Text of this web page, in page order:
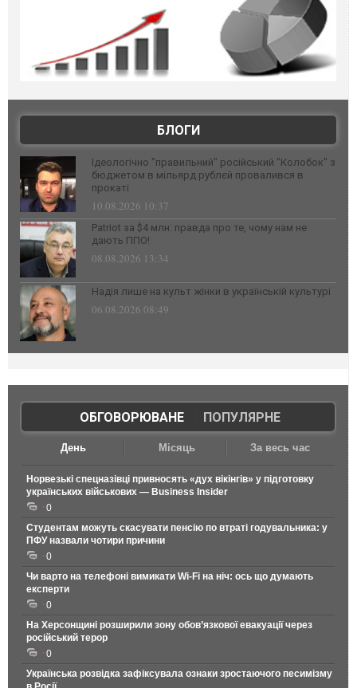
БЛОГИ
Ідеологічно "правильний" російський "Колобок" з
бюджетом в мільярд рублєй провалився в
прокаті
10.08.2026 10:37
Patriot за $4 млн: правда про те, чому нам не
дають ППО!
08.08.2026 13:34
Надія лише на культ жінки в українській культурі
06.08.2026 08:49
ОБГОВОРЮВАНЕ| ПОПУЛЯРНЕ
День Місяць За весь час
Норвезькі спецназівці привносять «дух вікінгів» у підготовку
українських військових — Business Insider
0
Студентам можуть скасувати пенсію по втраті годувальника: у
ПФУ назвали чотири причини
0
Чи варто на телефонi вимикати Wi-Fi на ніч: ось що думають
експерти
0
На Херсонщині розширили зону обов’язкової евакуації через
російський терор
0
Українська розвідка зафіксувала ознаки зростаючого песимізму